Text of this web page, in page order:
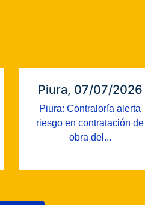
Piura, 07/07/2026
Piura: Contraloría alerta
riesgo en contratación de
obra del...